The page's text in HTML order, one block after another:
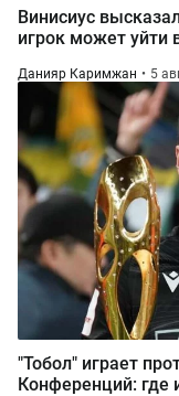
Винисиус
игрок может уйти
Данияр Каримжан 5
"Тобол" играет
Конференций: где